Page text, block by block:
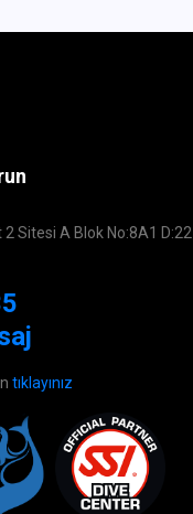
Sitesi A Blok No:8A1 D:22
tıklayınız